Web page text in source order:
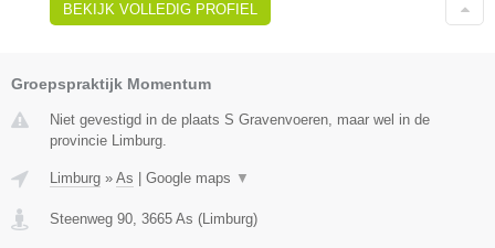
BEKIJK VOLLEDIG PROFIEL
Groepspraktijk Momentum
Niet gevestigd in de plaats S Gravenvoeren, maar wel in de
provincie Limburg.
Limburg » As Google maps ▼
Steenweg 90, 3665 As (Limburg)